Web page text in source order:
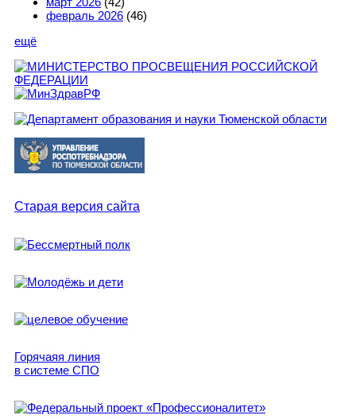
февраль 2026 (46)
ещё
Старая версия сайта
Горячаяя линия
в системе СПО